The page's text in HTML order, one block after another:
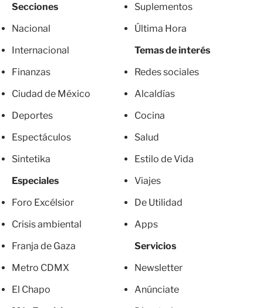
Secciones
Nacional
Internacional
Finanzas
Ciudad de México
Deportes
Espectáculos
Sintetika
Especiales
Foro Excélsior
Crisis ambiental
Franja de Gaza
Metro CDMX
El Chapo
Suplementos
Última Hora
Temas de interés
Redes sociales
Alcaldías
Cocina
Salud
Estilo de Vida
Viajes
De Utilidad
Apps
Servicios
Newsletter
Anúnciate